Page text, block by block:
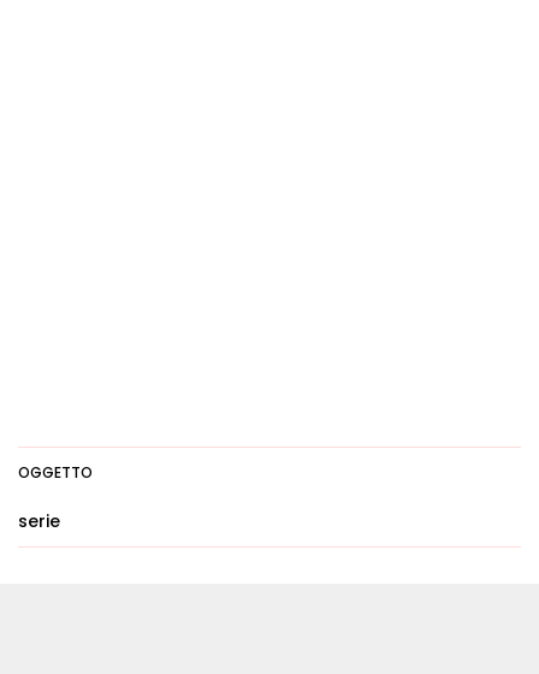
OGGETTO
serie